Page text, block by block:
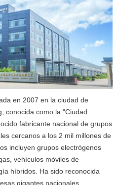
en 2007 en la ciudad de
conocida como la "Ciudad
fabricante nacional de grupos
cercanos a los 2 mil millones de
incluyen grupos electrógenos
vehículos móviles de
híbridos. Ha sido reconocida
gigantes nacionales